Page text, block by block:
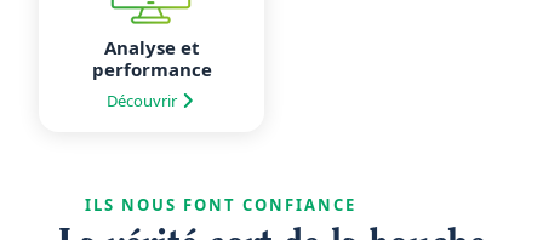
Analyse et
performance
Découvrir
ILS NOUS FONT CONFIANCE